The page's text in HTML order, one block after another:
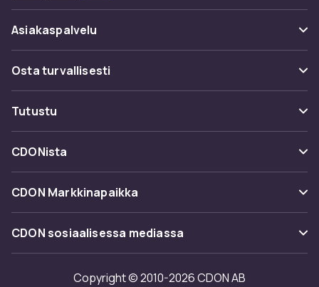
Asiakaspalvelu
Usein kysyttyä (UKK)
Seuraa pakettia
Ota yhteyttä
Osta turvallisesti
Maksuvaihtoehdot
Toimitus
Takaisinvedot
Tutustu
Kategoriat
Tuotemerkit
CDONista
Tietoa meistä
Asiakasarvionnit
Investor relations
CDON Markkinapaikka
Merchant Help Center
CDON sosiaalisessa mediassa
Copyright © 2010-2026 CDON AB